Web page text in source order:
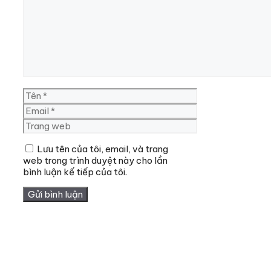
Tên
Email
Trang
web
Lưu tên của tôi, email, và trang
web trong trình duyệt này cho lần
bình luận kế tiếp của tôi.